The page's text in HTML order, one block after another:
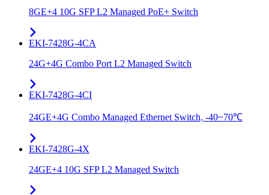
8GE+4 10G SFP L2 Managed PoE+ Switch
EKI-7428G-4CA
24G+4G Combo Port L2 Managed Switch
EKI-7428G-4CI
24GE+4G Combo Managed Ethernet Switch, -40~70℃
EKI-7428G-4X
24GE+4 10G SFP L2 Managed Switch